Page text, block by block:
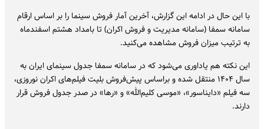
با این حال در ادامه این گزارش، آخرین آمار فروش سینما را بر اساس ارقام
سامانه سمفا (سامانه مدیریت و فروش اکران) تا بامداد هشتم اسفندماه
به ترتیب میزان فروش مشاهده می‌کنید.
این نکته هم یاداوری می‌شود که در سامانه سمفا جدول سینمای ایران به
سال ۱۴۰۴ منتقل شده و براساس پیش‌فروش بلیت فیلم‌های اکران نوروزی،
سه فیلم «دایناسور»، «موسی کلیم‌الله» و «رها» در صدر جدول فروش قرار
دارند.